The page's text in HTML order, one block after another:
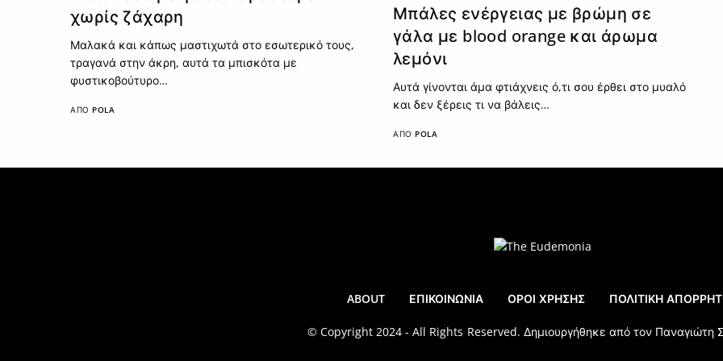
χωρίς ζάχαρη
Μαλακά και κάπως μαστιχωτά στο εσωτερικό τους,
τραγανά στην άκρη, αυτά τα μπισκότα με
φυστικοβούτυρο…
ΑΠΌ POLA
Μπάλες ενέργειας με βρώμη σε
γάλα με blood orange και άρωμα
λεμόνι
Αυτά γίνονται άμα φτιάχνεις ό,τι σου έρθει στο μυαλό
και δεν ξέρεις τι να βάλεις…
ΑΠΌ POLA
ABOUT ΕΠΙΚΟΙΝΩΝΊΑ ΌΡΟΙ ΧΡΉΣΗΣ ΠΟΛΙΤΙΚΉ
© Copyright 2024 - All Rights Reserved. Δημιουργήθηκε από τον Παναγιώτη